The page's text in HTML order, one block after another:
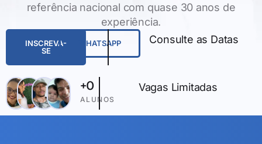
referência nacional com quase 30 anos de
experiência.
INSCREVA-
SE
WHATSAPP Consulte as Datas
ALUNOS
+0 Vagas Limitadas